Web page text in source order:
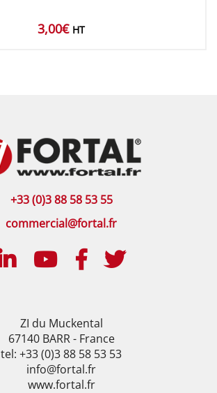
3,00€ HT
+33 (0)3 88 58 53 55
commercial@fortal.fr
ZI du Muckental
67140 BARR - France
tel: +33 (0)3 88 58 53 53
info@fortal.fr
www.fortal.fr